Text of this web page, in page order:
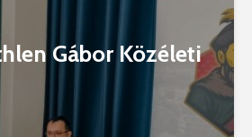
Gábor Közéleti